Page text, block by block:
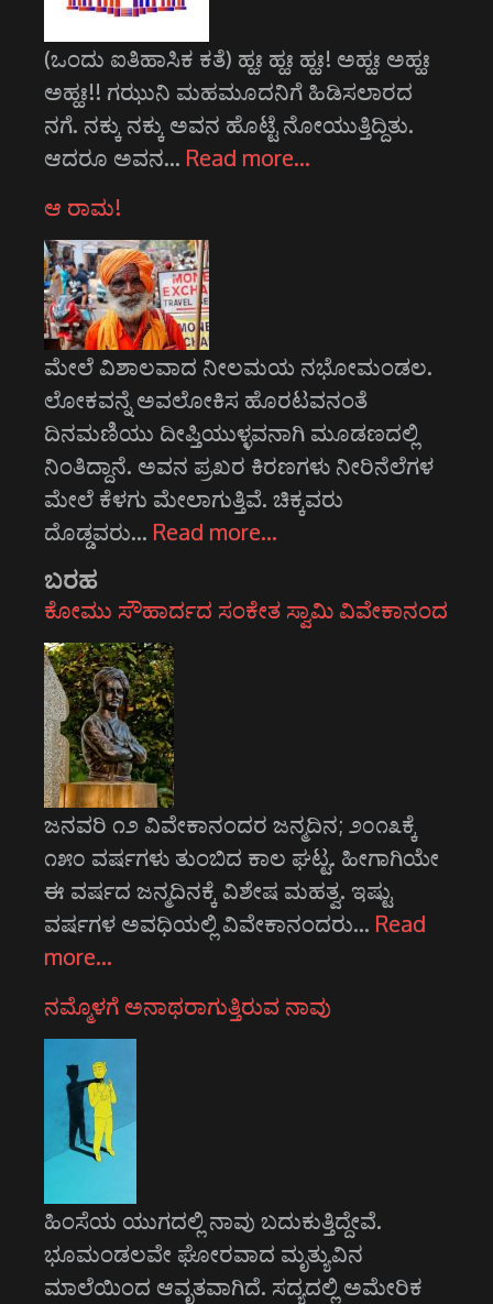
(ಒಂದು ಐತಿಹಾಸಿಕ ಕತೆ) ಹ್ಹಃ ಹ್ಹಃ ಹ್ಹಃ! ಅಹ್ಹಃ ಅಹ್ಹಃ
ಅಹ್ಹಃ!! ಗಝುನಿ ಮಹಮೂದನಿಗೆ ಹಿಡಿಸಲಾರದ
ನಗೆ. ನಕ್ಕು ನಕ್ಕು ಅವನ ಹೊಟ್ಟೆ ನೋಯುತ್ತಿದ್ದಿತು.
ಆದರೂ ಅವನ… Read more…
ಆ ರಾಮ!
ಮೇಲೆ ವಿಶಾಲವಾದ ನೀಲಮಯ ನಭೋಮಂಡಲ.
ಲೋಕವನ್ನೆ ಅವಲೋಕಿಸ ಹೊರಟವನಂತೆ
ದಿನಮಣಿಯು ದೀಪ್ತಿಯುಳ್ಳವನಾಗಿ ಮೂಡಣದಲ್ಲಿ
ನಿಂತಿದ್ದಾನೆ. ಅವನ ಪ್ರಖರ ಕಿರಣಗಳು ನೀರಿನೆಲೆಗಳ
ಮೇಲೆ ಕೆಳಗು ಮೇಲಾಗುತ್ತಿವೆ. ಚಿಕ್ಕವರು
ದೊಡ್ಡವರು… Read more…
ಬರಹ
ಕೋಮು ಸೌಹಾರ್ದದ ಸಂಕೇತ ಸ್ವಾಮಿ ವಿವೇಕಾನಂದ
ಜನವರಿ ೧೨ ವಿವೇಕಾನಂದರ ಜನ್ಮದಿನ; ೨೦೧೩ಕ್ಕೆ
೧೫೦ ವರ್ಷಗಳು ತುಂಬಿದ ಕಾಲ ಘಟ್ಟ. ಹೀಗಾಗಿಯೇ
ಈ ವರ್ಷದ ಜನ್ಮದಿನಕ್ಕೆ ವಿಶೇಷ ಮಹತ್ವ. ಇಷ್ಟು
ವರ್ಷಗಳ ಅವಧಿಯಲ್ಲಿ ವಿವೇಕಾನಂದರು… Read
more…
ನಮ್ಮೊಳಗೆ ಅನಾಥರಾಗುತ್ತಿರುವ ನಾವು
ಹಿಂಸೆಯ ಯುಗದಲ್ಲಿ ನಾವು ಬದುಕುತ್ತಿದ್ದೇವೆ.
ಭೂಮಂಡಲವೇ ಘೋರವಾದ ಮೃತ್ಯುವಿನ
ಮಾಲೆಯಿಂದ ಆವೃತವಾಗಿದೆ. ಸದ್ಯದಲ್ಲಿ ಅಮೇರಿಕ